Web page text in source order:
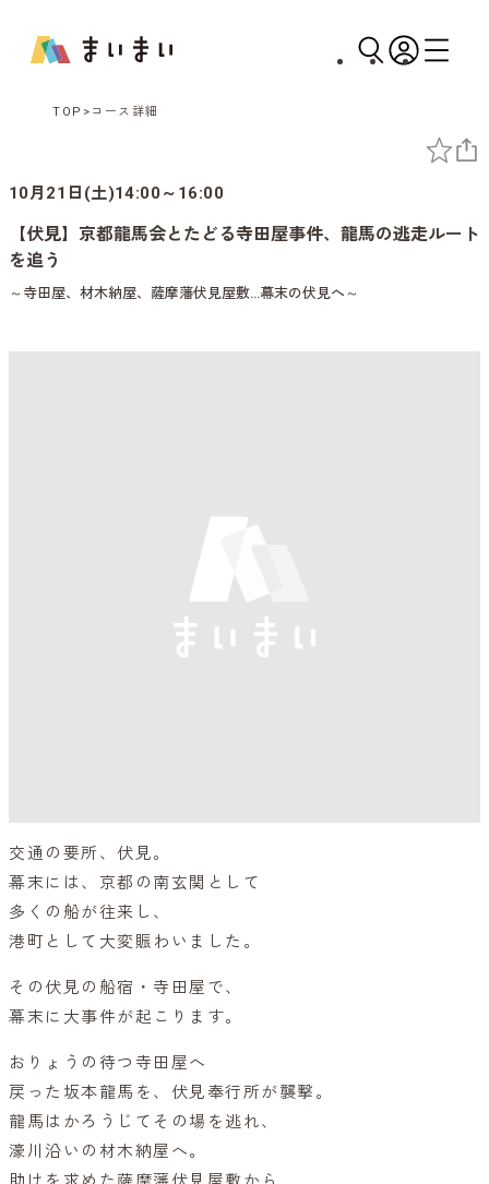
TOP コース詳細
10月21日(土)14:00～16:00
【伏見】京都龍馬会とたどる寺田屋事件、龍馬の逃走ルート
を追う
～寺田屋、材木納屋、薩摩藩伏見屋敷…幕末の伏見へ～
交通の要所、伏見。
幕末には、京都の南玄関として
多くの船が往来し、
港町として大変賑わいました。
その伏見の船宿・寺田屋で、
幕末に大事件が起こります。
おりょうの待つ寺田屋へ
戻った坂本龍馬を、伏見奉行所が襲撃。
龍馬はかろうじてその場を逃れ、
濠川沿いの材木納屋へ。